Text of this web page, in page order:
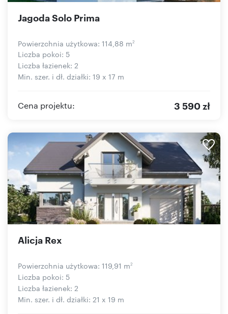
Jagoda Solo Prima
Powierzchnia użytkowa: 114,88 m2
Liczba pokoi: 5
Liczba łazienek: 2
Min. szer. i dł. działki: 19 x 17 m
Cena projektu: 3 590 zł
Alicja Rex
Powierzchnia użytkowa: 119,91 m2
Liczba pokoi: 5
Liczba łazienek: 2
Min. szer. i dł. działki: 21 x 19 m